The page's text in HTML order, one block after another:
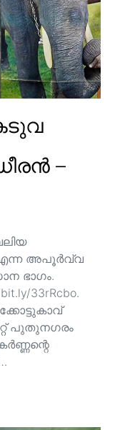
–
എന്ന അപൂർവ്വ
ഭാഗം.
33rRcbo.
പുതുനഗരം